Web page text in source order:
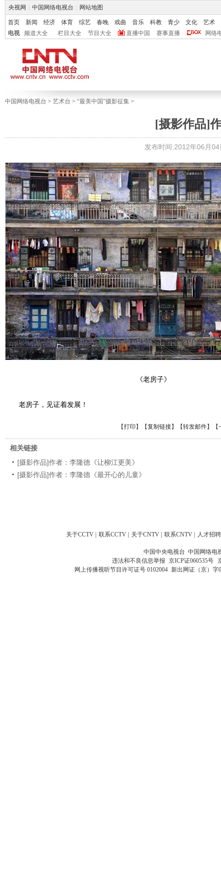
央视网 中国网络电视台 网站地图
首页 新闻 经济 体育 综艺 春晚 戏曲 音乐 科教 青少 文化
艺术
电视
频道大全 栏目大全 节目大全 直播中国 赛事直播 网络
中国网络电视台 > 艺术台 > “最美中国”摄影征集 >
[摄影作品]
发布时间:2012年06月
《老房子》
老房子，见证着发展！
【打印 】【复制链接】【转发邮件】
相关链接
[摄影作品]作者：李隆德《让柳江更美》
[摄影作品]作者：李隆德《最开心的儿童》
关于CCTV 联系CCTV 关于CNTV 联系CNTV 人才招聘
中国中央电视台 中国网络电
违法和不良信息举报 京ICP证060535号
网上传播视听节目许可证号 0102004 新出网证（京）